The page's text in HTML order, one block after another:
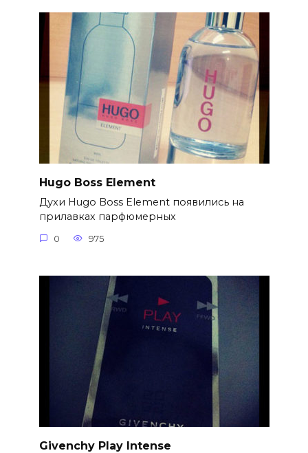
Hugo Boss Element
Духи Hugo Boss Element появились на
прилавках парфюмерных
0 975
Givenchy Play Intense